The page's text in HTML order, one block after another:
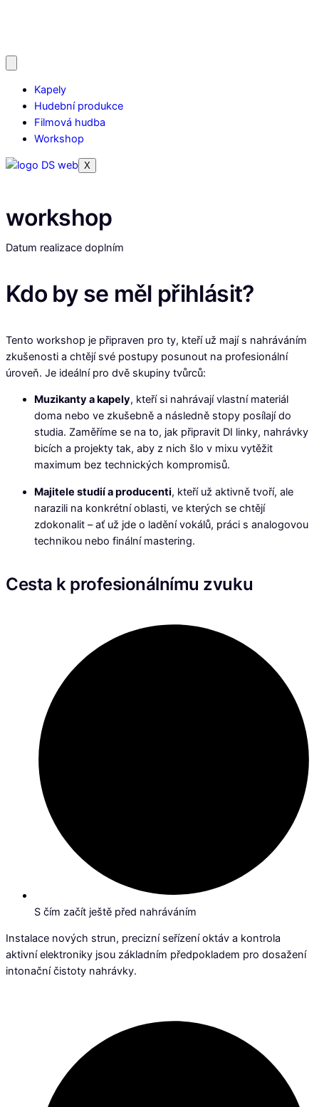
Kapely
Hudební produkce
Filmová hudba
Workshop
X
workshop
Datum realizace doplním
Kdo by se měl přihlásit?
Tento workshop je připraven pro ty, kteří už mají s nahráváním
zkušenosti a chtějí své postupy posunout na profesionální
úroveň. Je ideální pro dvě skupiny tvůrců:
Muzikanty a kapely, kteří si nahrávají vlastní materiál
doma nebo ve zkušebně a následně stopy posílají do
studia. Zaměříme se na to, jak připravit DI linky, nahrávky
bicích a projekty tak, aby z nich šlo v mixu vytěžit
maximum bez technických kompromisů.
Majitele studií a producenti, kteří už aktivně tvoří, ale
narazili na konkrétní oblasti, ve kterých se chtějí
zdokonalit – ať už jde o ladění vokálů, práci s analogovou
technikou nebo finální mastering.
Cesta k profesionálnímu zvuku
S čím začít ještě před nahráváním
Instalace nových strun, precizní seřízení oktáv a kontrola
aktivní elektroniky jsou základním předpokladem pro dosažení
intonační čistoty nahrávky.